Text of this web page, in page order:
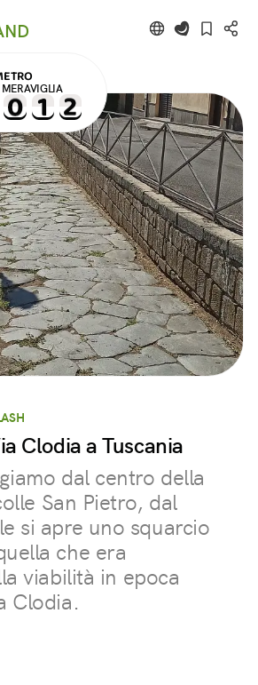
MERAVIGLIA
Clodia a Tuscania
dal centro della
San Pietro, dal
si apre uno squarcio
che era
viabilità in epoca
Clodia.